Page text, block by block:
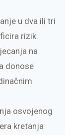
u dva ili tri
rizik.
na
donose
osvojenog
kretanja